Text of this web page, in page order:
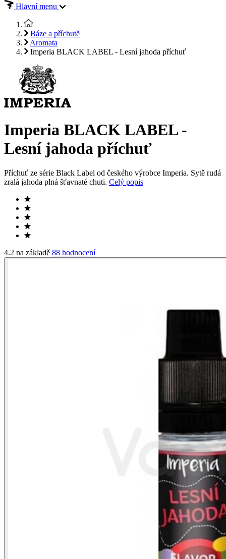
Hlavní menu
Báze a příchutě
Aromata
Imperia BLACK LABEL - Lesní jahoda příchuť
Imperia BLACK LABEL -
Lesní jahoda příchuť
Příchuť ze série Black Label od českého výrobce Imperia. Sytě rudá
zralá jahoda plná šťavnaté chuti. Celý popis
4.2 na základě 88 hodnocení